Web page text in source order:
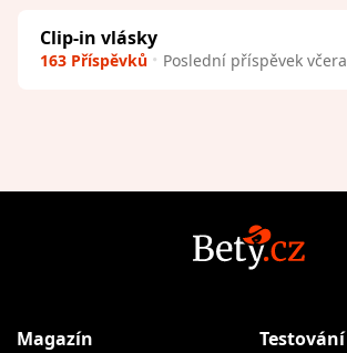
Clip-in vlásky
163 Příspěvků Poslední příspěvek včera
Magazín Testování